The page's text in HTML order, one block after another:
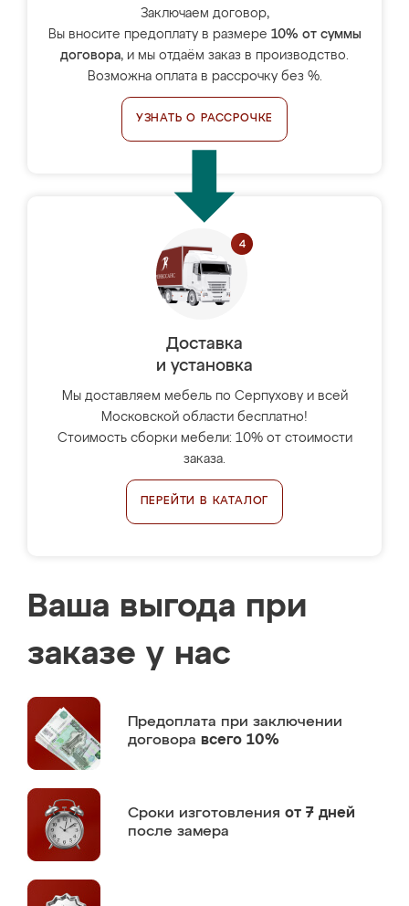
Заключаем договор,
Вы вносите предоплату в размере 10% от суммы
договора, и мы отдаём заказ в производство.
Возможна оплата в рассрочку без %.
УЗНАТЬ О РАССРОЧКЕ
Доставка
и установка
Мы доставляем мебель по Серпухову и всей
Московской области бесплатно!
Стоимость сборки мебели: 10% от стоимости
заказа.
ПЕРЕЙТИ В КАТАЛОГ
Ваша выгода при
заказе у нас
Предоплата при заключении
договора всего 10%
Сроки изготовления от 7 дней
после замера